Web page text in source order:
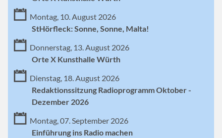
Montag, 10. August 2026
StHörfleck: Sonne, Sonne, Malta!
Donnerstag, 13. August 2026
Orte X Kunsthalle Würth
Dienstag, 18. August 2026
Redaktionssitzung Radioprogramm Oktober -
Dezember 2026
Montag, 07. September 2026
Einführung ins Radio machen